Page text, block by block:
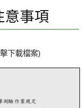
意事項
下載檔案)